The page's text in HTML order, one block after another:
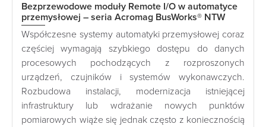
Bezprzewodowe moduły Remote I/O w automatyce
przemysłowej – seria Acromag BusWorks® NTW
Współczesne systemy automatyki przemysłowej coraz
częściej wymagają szybkiego dostępu do danych
procesowych pochodzących z rozproszonych
urządzeń, czujników i systemów wykonawczych.
Rozbudowa instalacji, modernizacja istniejącej
infrastruktury lub wdrażanie nowych punktów
pomiarowych wiąże się jednak często z koniecznością